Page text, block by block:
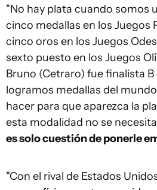
"No hay plata cuando somos
cinco medallas en los Juegos
cinco oros en los Juegos
sexto puesto en los Juegos
Bruno (Cetraro) fue finalista B
logramos medallas del
hacer para que aparezca la
esta modalidad no se
es solo cuestión de ponerle
"Con el rival de Estados